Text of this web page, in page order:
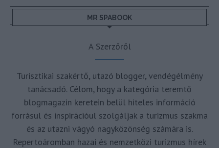
MR SPABOOK
A Szerzőről
Turisztikai szakértő, utazó blogger, vendégélmény
tanácsadó. Célom, hogy a kategória teremtő
blogmagazin keretein belül hiteles információ
forrásul és inspirációul szolgáljak a turizmus szakma
és az utazni vágyó nagyközönség számára is.
Repertoáromban hazai és nemzetközi turizmus hírek